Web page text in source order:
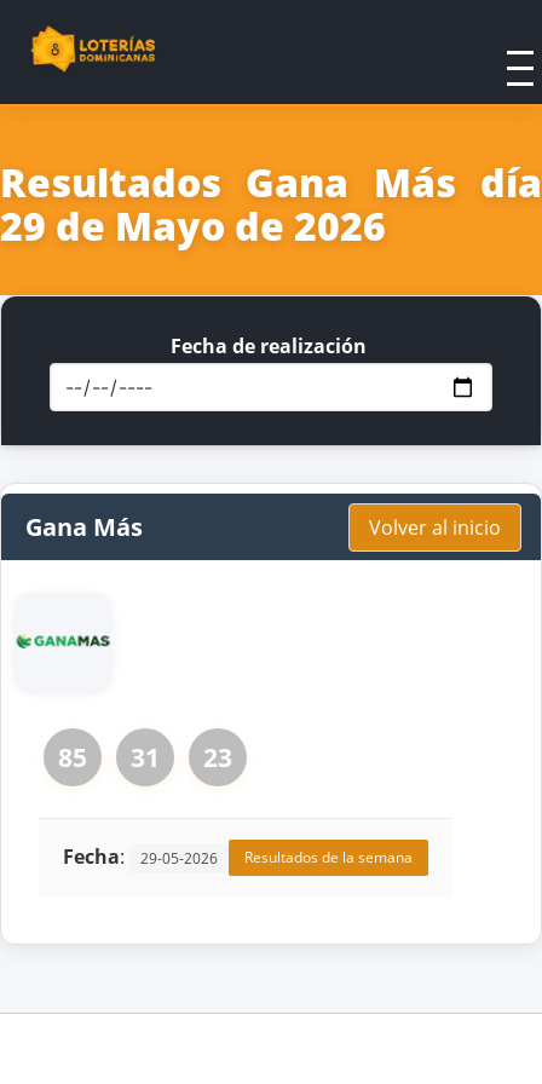
Resultados Gana Más día
29 de Mayo de 2026
Fecha de realización
Gana Más Volver al inicio
85 31 23
Fecha: 29-05-2026 Resultados de la semana